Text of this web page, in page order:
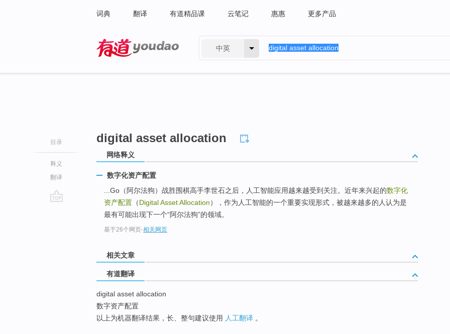
词典 翻译 有道精品课 云笔记 惠惠 更多产品
中英
目录
释义
翻译
digital asset allocation
网络释义
数字化资产配置
...Go（阿尔法狗）战胜围棋高手李世石之后，人工智能应用越来越受到关注。近年来兴起的数字化
资产配置 （Digital Asset Allocation），作为人工智能的一个重要实现形式，被越来越多的人认为是
最有可能出现下一个“阿尔法狗”的领域。
基于26个网页-相关网页
相关文章
有道翻译
digital asset allocation
数字资产配置
以上为机器翻译结果，长、整句建议使用 人工翻译 。